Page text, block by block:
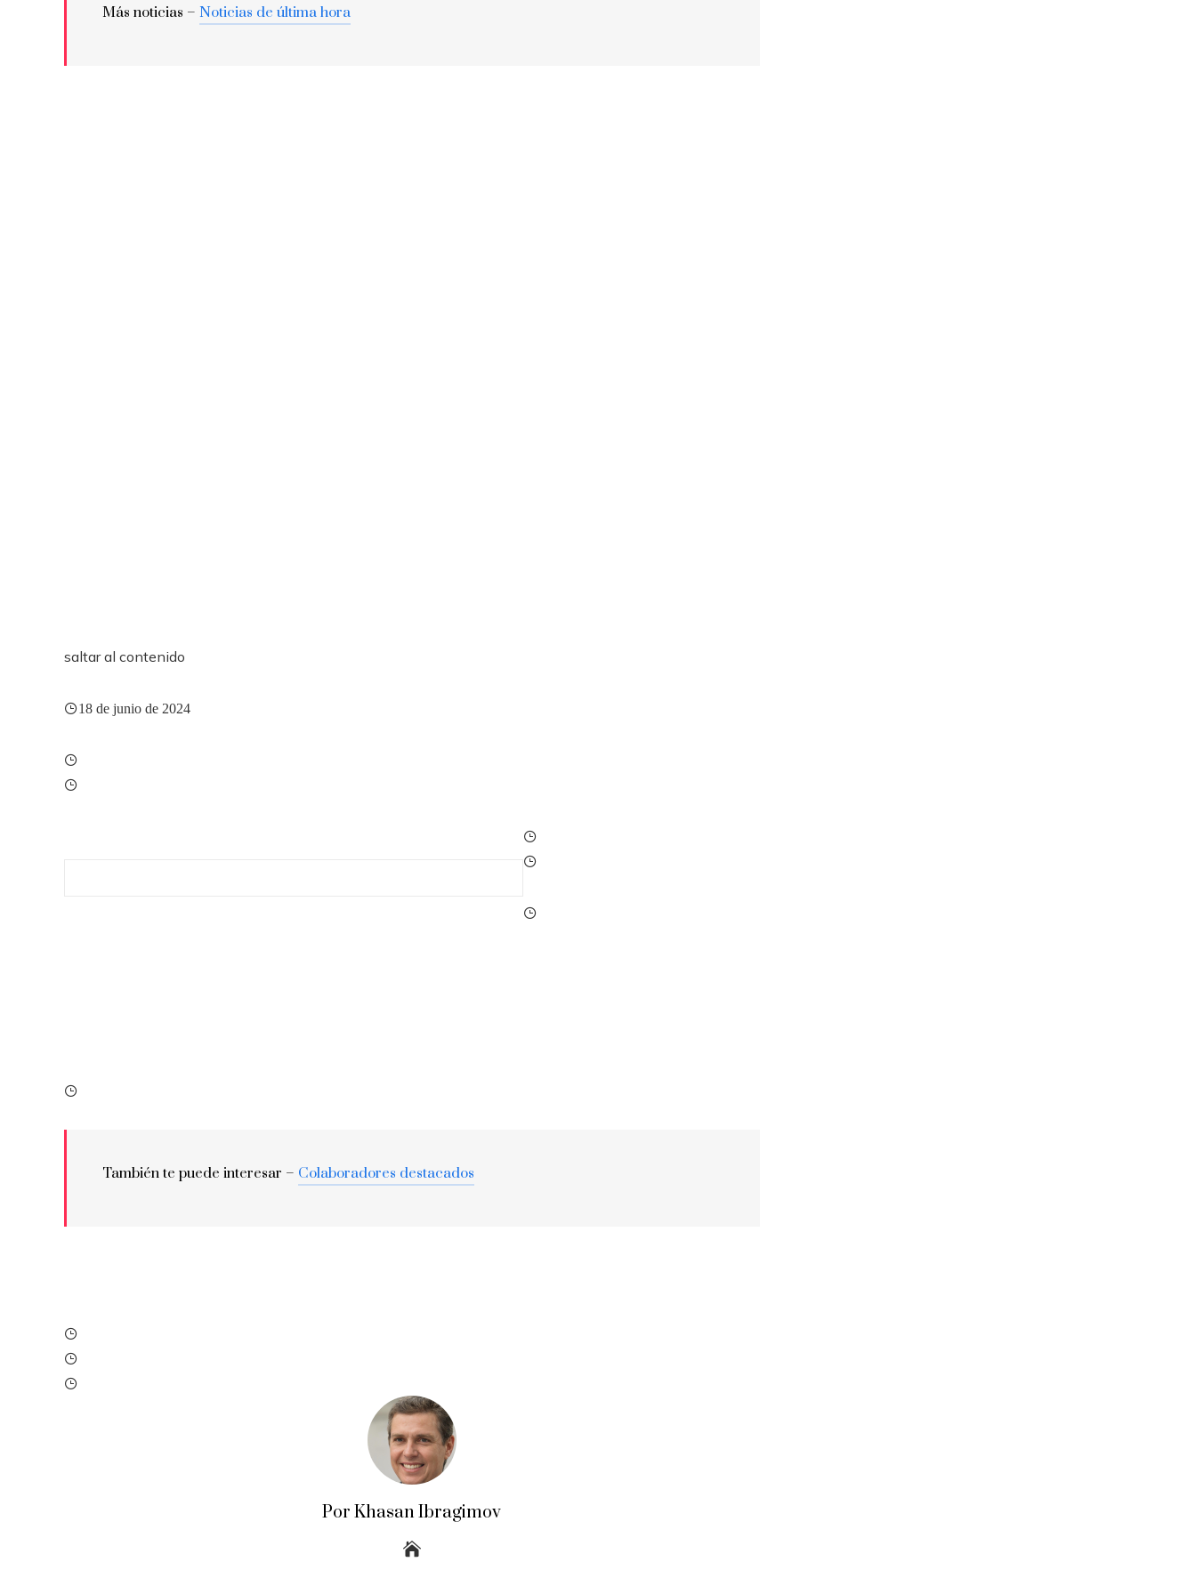
Más noticias – Noticias de última hora
saltar al contenido
18 de junio de 2024
También te puede interesar – Colaboradores destacados
Por Khasan Ibragimov